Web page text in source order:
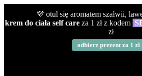
💜 otul się aromatem szałwii,
krem do ciała self care za 1 zł z kodem
zł
odbierz prezent za 1 zł